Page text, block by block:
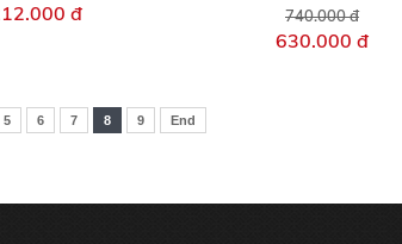
đ 740.000 đ
630.000 đ
5 6 7 8 9 End